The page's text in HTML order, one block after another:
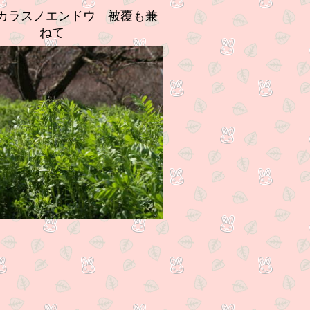
ラスノエンドウ 被覆も兼
ねて